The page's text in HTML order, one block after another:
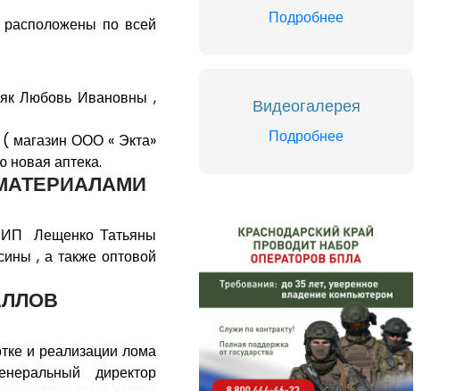
по всей
Любовь Ивановны ,
магазин ООО « Экта»
новая аптека.
ИП Лещенко Татьяны
, а также оптовой
и реализации лома
директор
Подробнее
Видеогалерея
Подробнее